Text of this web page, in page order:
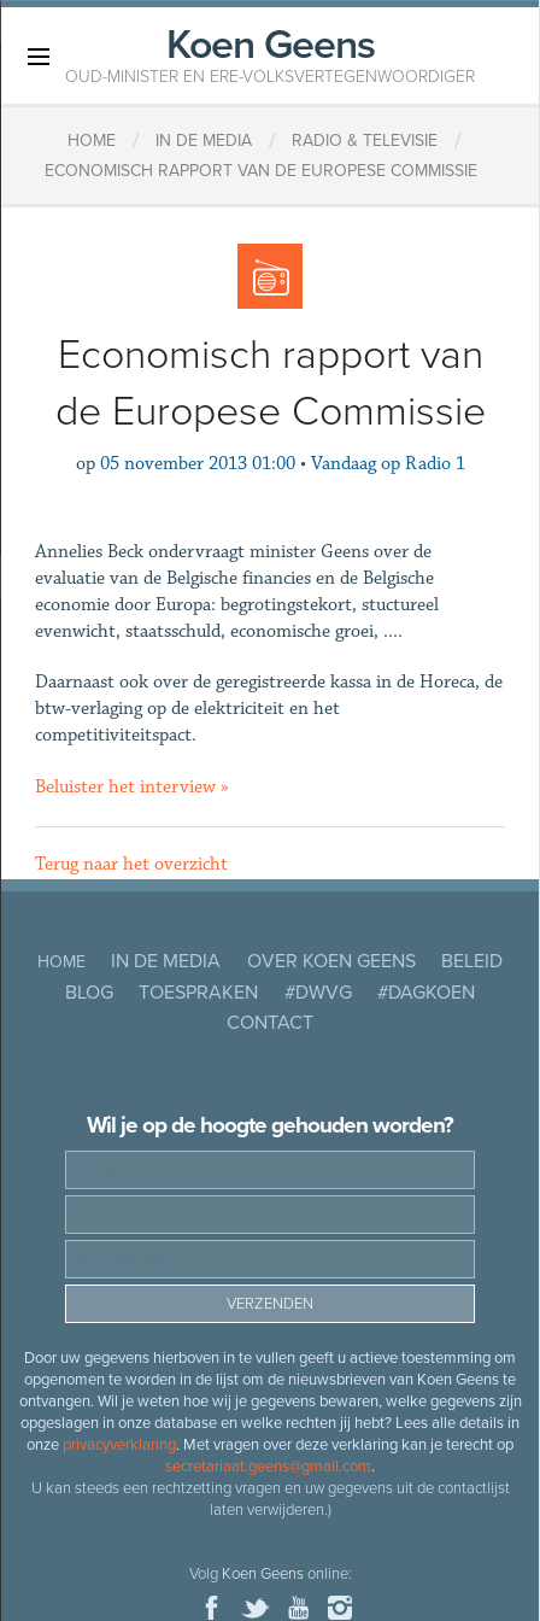
Koen Geens
OUD-MINISTER EN ERE-VOLKSVERTEGENWOORDIGER
HOME / IN DE MEDIA / RADIO & TELEVISIE /
ECONOMISCH RAPPORT VAN DE EUROPESE COMMISSIE
Economisch rapport van
de Europese Commissie
op 05 november 2013 01:00 • Vandaag op Radio 1
Annelies Beck ondervraagt minister Geens over de
evaluatie van de Belgische financies en de Belgische
economie door Europa: begrotingstekort, stuctureel
evenwicht, staatsschuld, economische groei, ....
Daarnaast ook over de geregistreerde kassa in de Horeca, de
btw-verlaging op de elektriciteit en het
competitiviteitspact.
Beluister het interview »
Terug naar het overzicht
HOME IN DE MEDIA OVER KOEN GEENS
BELEID
BLOG
TOESPRAKEN #DWVG
#DAGKOEN
CONTACT
Wil je op de hoogte gehouden worden?
Door uw gegevens hierboven in te vullen geeft u actieve toestemming om
opgenomen te worden in de lijst om de nieuwsbrieven van Koen Geens te
ontvangen. Wil je weten hoe wij je gegevens bewaren, welke gegevens zijn
opgeslagen in onze database en welke rechten jij hebt? Lees alle details in
onze privacyverklaring. Met vragen over deze verklaring kan je terecht op
secretariaat.geens@gmail.com.
U kan steeds een rechtzetting vragen en uw gegevens uit de contactlijst
laten verwijderen.)
Volg Koen Geensonline: